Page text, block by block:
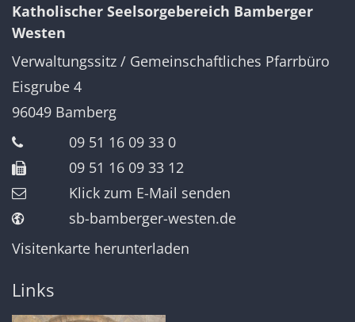
Katholischer Seelsorgebereich Bamberger
Westen
Verwaltungssitz / Gemeinschaftliches Pfarrbüro
Eisgrube 4
96049 Bamberg
09 51 16 09 33 0
09 51 16 09 33 12
Klick zum E-Mail senden
sb-bamberger-westen.de
Visitenkarte herunterladen
Links